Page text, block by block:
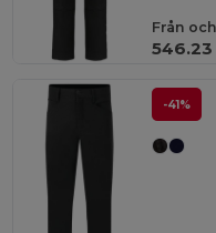
Från
-41%